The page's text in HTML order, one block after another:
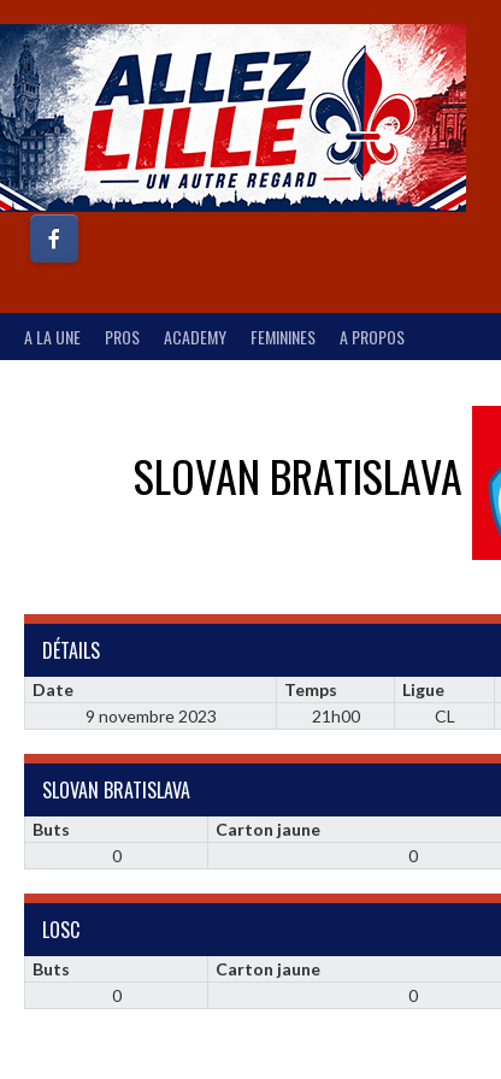
A LA UNE PROS ACADEMY FEMININES A PROPOS
SLOVAN BRATISLAVA
DÉTAILS
Date Temps Ligue
9 novembre 2023
21h00 CL
SLOVAN BRATISLAVA
Buts Carton jaune
0
0
LOSC
Buts Carton jaune
0
0